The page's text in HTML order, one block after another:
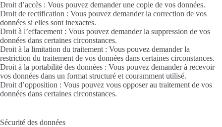
Droit d’accès : Vous pouvez demander une copie de vos données.
Droit de rectification : Vous pouvez demander la correction de vos
données si elles sont inexactes.
Droit à l’effacement : Vous pouvez demander la suppression de vos
données dans certaines circonstances.
Droit à la limitation du traitement : Vous pouvez demander la
restriction du traitement de vos données dans certaines circonstances.
Droit à la portabilité des données : Vous pouvez demander à recevoir
vos données dans un format structuré et couramment utilisé.
Droit d’opposition : Vous pouvez vous opposer au traitement de vos
données dans certaines circonstances.
Sécurité des données